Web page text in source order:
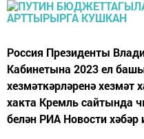
Россия Президенты
Кабинетына 2023 ел
хезмәткәрләренә хезмәт
хакта Кремль сайтында
белән РИА Новости хәбәр